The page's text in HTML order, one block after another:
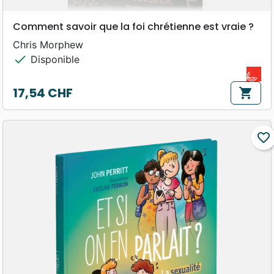
Comment savoir que la foi chrétienne est vraie ?
Chris Morphew
check Disponible
Prix
17,54 CHF shopping_cart
favorite_border